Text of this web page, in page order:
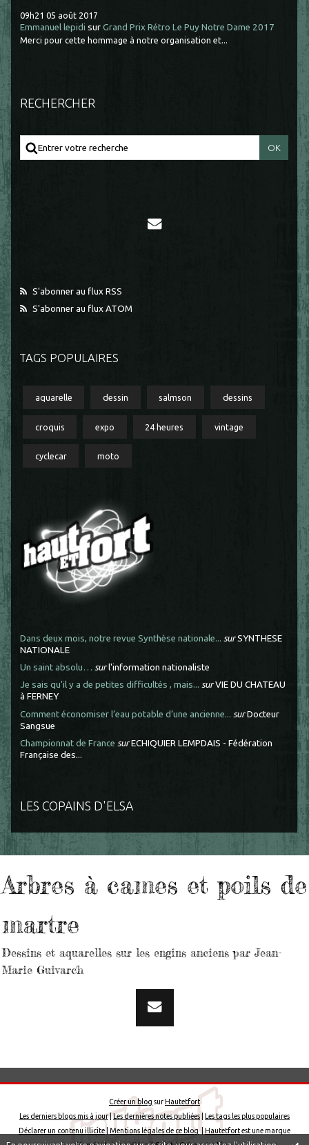
09h21 05 août 2017
Emmanuel lepidi surGrand Prix Rétro Le Puy Notre Dame 2017
Merci pour cette hommage à notre organisation et...
RECHERCHER
S'abonner au flux RSS
S'abonner au flux ATOM
TAGS POPULAIRES
aquarelle dessin salmson dessins
croquis expo 24 heures vintage
cyclecar moto
Dans deux mois, notre revue Synthèse nationale... surSYNTHESE
NATIONALE
Un saint absolu… surl'information nationaliste
Je sais qu'il y a de petites difficultés , mais... surVIE DU CHATEAU
à FERNEY
Comment économiser l’eau potable d’une ancienne... surDocteur
Sangsue
Championnat de France surECHIQUIER LEMPDAIS - Fédération
Française des...
LES COPAINS D'ELSA
Arbres à cames et poils de
martre
Dessins et aquarelles sur les engins anciens par Jean-
Marie Guivarc'h
Créer un blog surHautetfort
Les derniers blogs mis à jour|Les dernières notes publiées Les tags les plus populaires
Déclarer un contenu illicite Mentions légales de ce blog|Hautetfortest une marque